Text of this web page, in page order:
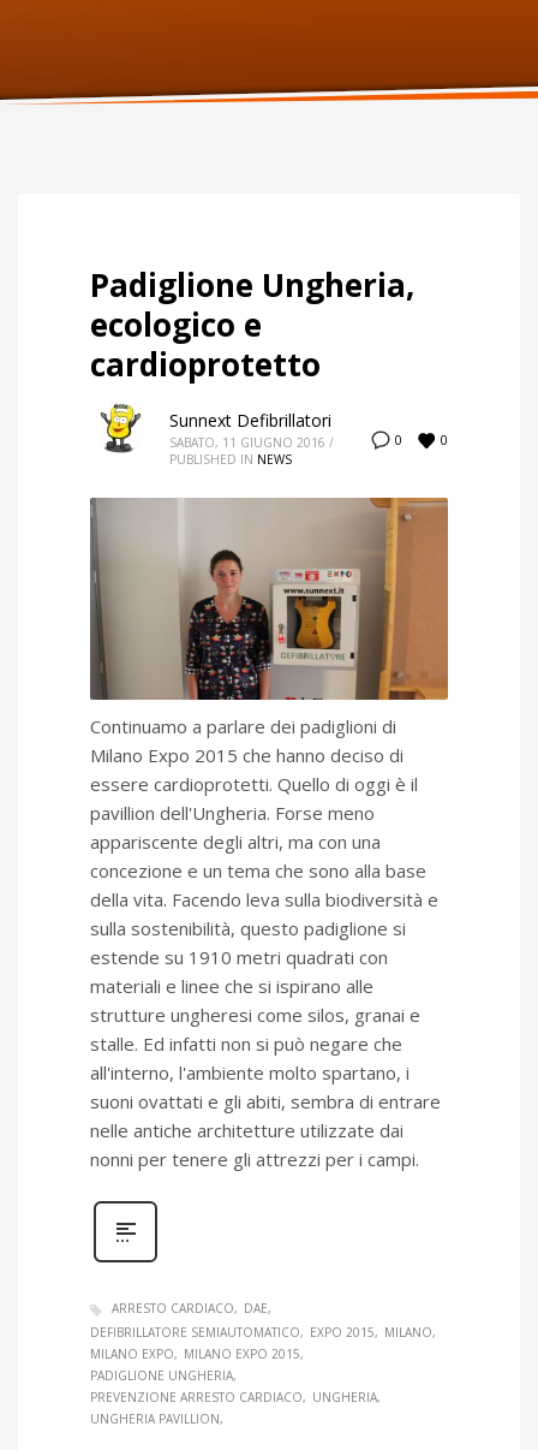
Martedi:9am – 6pm
Padiglione Ungheria,
ecologico e
cardioprotetto
0 0
Sunnext Defibrillatori
SABATO, 11 GIUGNO 2016 /
PUBLISHED IN NEWS
Continuamo a parlare dei padiglioni di
Milano Expo 2015 che hanno deciso di
essere cardioprotetti. Quello di oggi è il
pavillion dell'Ungheria. Forse meno
appariscente degli altri, ma con una
concezione e un tema che sono alla base
della vita. Facendo leva sulla biodiversità e
sulla sostenibilità, questo padiglione si
estende su 1910 metri quadrati con
materiali e linee che si ispirano alle
strutture ungheresi come silos, granai e
stalle. Ed infatti non si può negare che
all'interno, l'ambiente molto spartano, i
suoni ovattati e gli abiti, sembra di entrare
nelle antiche architetture utilizzate dai
nonni per tenere gli attrezzi per i campi.
ARRESTO CARDIACO
DAE
DEFIBRILLATORE SEMIAUTOMATICO
EXPO 2015
MILANO
MILANO EXPO
MILANO EXPO 2015
PADIGLIONE UNGHERIA
PREVENZIONE ARRESTO CARDIACO
UNGHERIA
UNGHERIA PAVILLION